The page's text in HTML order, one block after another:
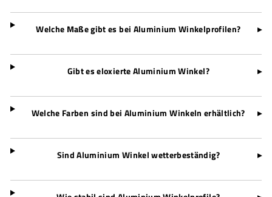
Welche Maße gibt es bei Aluminium Winkelprofilen? ▸
Gibt es eloxierte Aluminium Winkel? ▸
Welche Farben sind bei Aluminium Winkeln erhältlich? ▸
Sind Aluminium Winkel wetterbeständig? ▸